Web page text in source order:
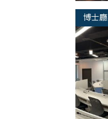
博士廳